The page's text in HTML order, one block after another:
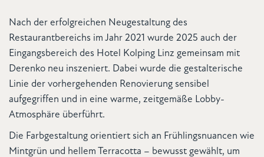
Nach der erfolgreichen Neugestaltung des
Restaurantbereichs im Jahr 2021 wurde 2025 auch der
Eingangsbereich des Hotel Kolping Linz gemeinsam mit
Derenko neu inszeniert. Dabei wurde die gestalterische
Linie der vorhergehenden Renovierung sensibel
aufgegriffen und in eine warme, zeitgemäße Lobby-
Atmosphäre überführt.
Die Farbgestaltung orientiert sich an Frühlingsnuancen wie
Mintgrün und hellem Terracotta – bewusst gewählt, um